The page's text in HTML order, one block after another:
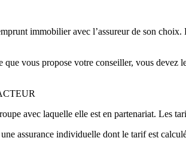
immobilier avec l’assureur de son
que vous propose votre conseiller, vous
avec laquelle elle est en partenariat. Les
assurance individuelle dont le tarif est